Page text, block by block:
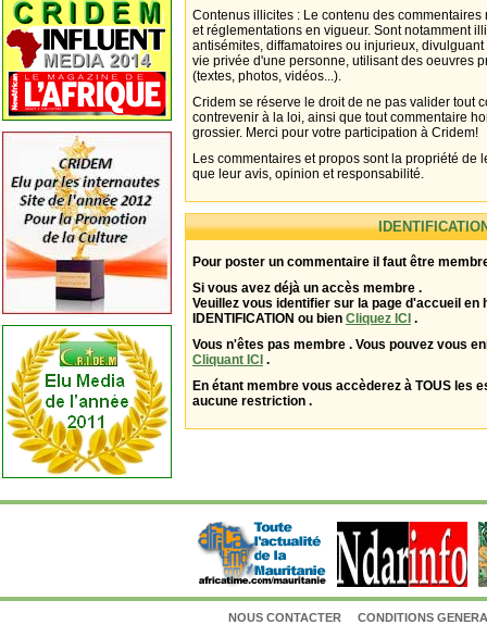
Contenus illicites : Le contenu des
et réglementations en vigueur. Sont notamment
antisémites, diffamatoires ou injurieux,
vie privée d'une personne, utilisant des oeuvres
(textes, photos, vidéos...).
Cridem se réserve le droit de ne pas valider tout
contrevenir à la loi, ainsi que tout commentaire
grossier. Merci pour votre participation à Cridem!
Les commentaires et propos sont la propriété de
que leur avis, opinion et responsabilité.
Pour poster un commentaire il faut être
Si vous avez déjà un accès membre .
Veuillez vous identifier sur la page d'accueil en
IDENTIFICATION ou bien Cliquez ICI .
Vous n'êtes pas membre . Vous pouvez vous
Cliquant ICI .
En étant membre vous accèderez à TOUS les
aucune restriction .
NOUS CONTACTER CONDITIONS